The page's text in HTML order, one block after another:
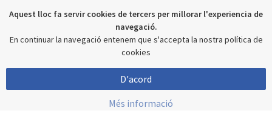
Aquest lloc fa servir cookies de tercers per millorar l'experiencia de
navegació.
En continuar la navegació entenem que s'accepta la nostra política de
cookies
D'acord
Més informació